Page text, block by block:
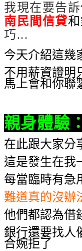
我現在要告
南民間信貸
巧...
今天介紹這幾
不用薪資證明
馬上會和你聯
親身體驗 ：
在此跟大家分
這是發生在我
每當臨時有急
難道真的沒辦
他們都認為借
銀行還要找人
合婉拒了